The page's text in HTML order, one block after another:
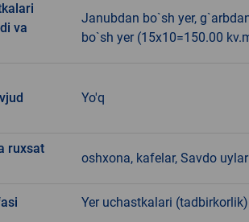
va
Janubdan bo`sh yer,
bo`sh yer (15x10=150.00
Yo'q
ruxsat
oshxona, kafelar, Savdo
Yer uchastkalari (tadbirkorlik)